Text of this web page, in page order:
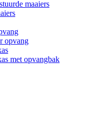
maaiers
opvang
met opvangbak